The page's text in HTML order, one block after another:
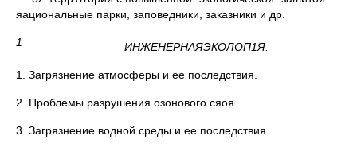
яациональные парки, заповедники, заказники и др.
1 ИНЖЕНЕРНАЯЭКОЛОП1Я.
1. Загрязнение атмосферы и ее последствия.
2. Проблемы разрушения озонового сяоя.
3. Загрязнение водной среды и ее последствия.